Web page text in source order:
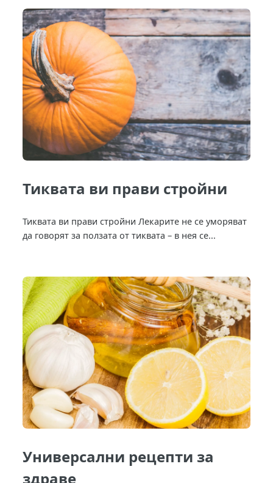
Тиквата ви прави стройни
Тиквата ви прави стройни Лекарите не се уморяват
да говорят за ползата от тиквата – в нея се...
Универсални рецепти за
здраве